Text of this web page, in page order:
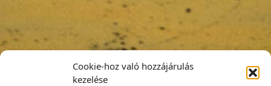
Cookie-hoz való hozzájárulás
kezelése